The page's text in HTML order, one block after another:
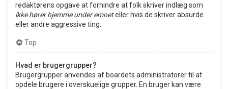
redaktørens opgave at forhindre at folk skriver indlæg som
ikke hører hjemme under emneteller hvis de skriver absurde
eller andre aggressive ting.
Top
Hvad er brugergrupper?
Brugergrupper anvendes af boardets administratorer til at
opdele brugere i overskuelige grupper. En bruger kan være